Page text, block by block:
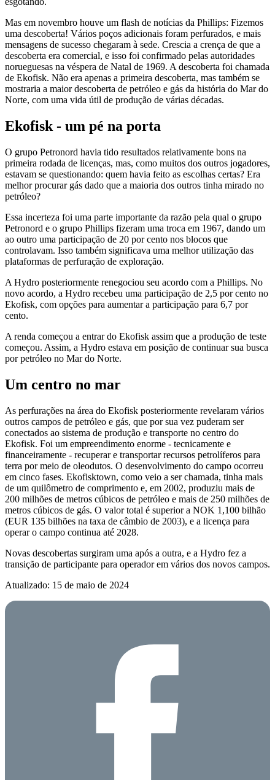
Mas em novembro houve um flash de notícias da Phillips: Fizemos
uma descoberta! Vários poços adicionais foram perfurados, e mais
mensagens de sucesso chegaram à sede. Crescia a crença de que a
descoberta era comercial, e isso foi confirmado pelas autoridades
norueguesas na véspera de Natal de 1969. A descoberta foi chamada
de Ekofisk. Não era apenas a primeira descoberta, mas também se
mostraria a maior descoberta de petróleo e gás da história do Mar do
Norte, com uma vida útil de produção de várias décadas.
Ekofisk - um pé na porta
O grupo Petronord havia tido resultados relativamente bons na
primeira rodada de licenças, mas, como muitos dos outros jogadores,
estavam se questionando: quem havia feito as escolhas certas? Era
melhor procurar gás dado que a maioria dos outros tinha mirado no
petróleo?
Essa incerteza foi uma parte importante da razão pela qual o grupo
Petronord e o grupo Phillips fizeram uma troca em 1967, dando um
ao outro uma participação de 20 por cento nos blocos que
controlavam. Isso também significava uma melhor utilização das
plataformas de perfuração de exploração.
A Hydro posteriormente renegociou seu acordo com a Phillips. No
novo acordo, a Hydro recebeu uma participação de 2,5 por cento no
Ekofisk, com opções para aumentar a participação para 6,7 por
cento.
A renda começou a entrar do Ekofisk assim que a produção de teste
começou. Assim, a Hydro estava em posição de continuar sua busca
por petróleo no Mar do Norte.
Um centro no mar
As perfurações na área do Ekofisk posteriormente revelaram vários
outros campos de petróleo e gás, que por sua vez puderam ser
conectados ao sistema de produção e transporte no centro do
Ekofisk. Foi um empreendimento enorme - tecnicamente e
financeiramente - recuperar e transportar recursos petrolíferos para
terra por meio de oleodutos. O desenvolvimento do campo ocorreu
em cinco fases. Ekofisktown, como veio a ser chamada, tinha mais
de um quilômetro de comprimento e, em 2002, produziu mais de
200 milhões de metros cúbicos de petróleo e mais de 250 milhões de
metros cúbicos de gás. O valor total é superior a NOK 1,100 bilhão
(EUR 135 bilhões na taxa de câmbio de 2003), e a licença para
operar o campo continua até 2028.
Novas descobertas surgiram uma após a outra, e a Hydro fez a
transição de participante para operador em vários dos novos campos.
Atualizado: 15 de maio de 2024